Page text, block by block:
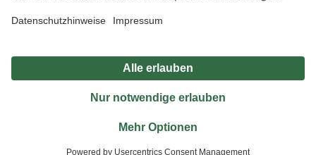
Produkte nur solange der Vorrat reicht.
*Paketversand ab 59 € versandkostenfrei, gilt nicht für Artikel mit Speditionsversand, hier
Privatsphäre Impressum
Nutzungsbedingungen
Widerrufsrecht
Vertrag widerrufen
© 2026 toom Baumarkt GmbH